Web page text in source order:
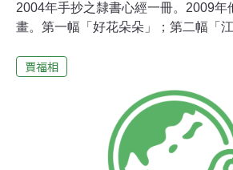
2004年手抄之隸書心經一冊。2009年
畫。第一幅「好花朵朵」；第二幅「
是我擁有藝術品中的至寶。可惜心經
釋真勝居士講釋的一本精裝大書，匆
難以接受的部份(如十八層地獄等等)。
頁時，略有小悟，在書頁上亂寫一通
又寂滅了，又回到迷網。唯三藏所譯
賈福相